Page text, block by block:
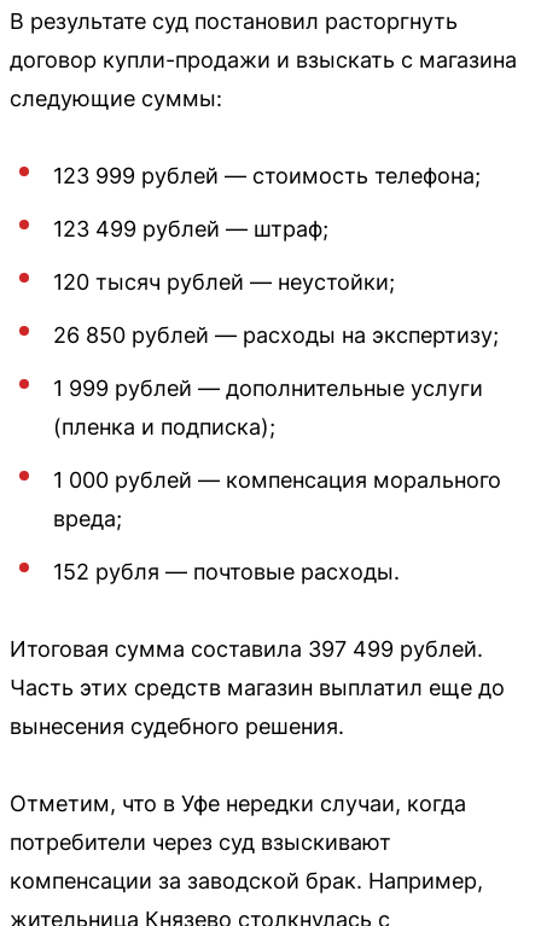
В результате суд постановил расторгнуть
договор купли-продажи и взыскать с магазина
следующие суммы:
123 999 рублей — стоимость телефона;
123 499 рублей — штраф;
120 тысяч рублей — неустойки;
26 850 рублей — расходы на экспертизу;
1 999 рублей — дополнительные услуги
(пленка и подписка);
1 000 рублей — компенсация морального
вреда;
152 рубля — почтовые расходы.
Итоговая сумма составила 397 499 рублей.
Часть этих средств магазин выплатил еще до
вынесения судебного решения.
Отметим, что в Уфе нередки случаи, когда
потребители через суд взыскивают
компенсации за заводской брак. Например,
жительница Князево столкнулась с